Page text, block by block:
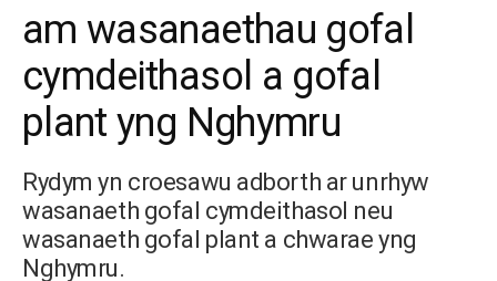
am wasanaethau gofal
cymdeithasol a gofal
plant yng Nghymru
Rydym yn croesawu adborth ar unrhyw
wasanaeth gofal cymdeithasol neu
wasanaeth gofal plant a chwarae yng
Nghymru.